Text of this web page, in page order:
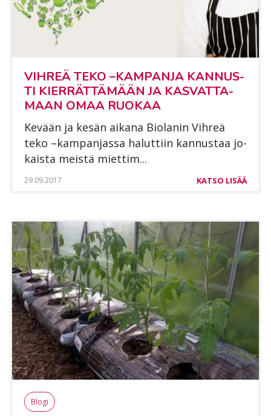
VIH­REÄ TEKO –KAM­PAN­JA KAN­NUS­
TI KIER­RÄT­TÄ­MÄÄN JA KAS­VAT­TA­
MAAN OMAA RUO­KAA
Ke­vään ja ke­sän ai­ka­na Bio­la­nin Vih­reä
teko –kam­pan­jas­sa ha­lut­tiin kan­nus­taa jo­
kais­ta meis­tä miet­tim...
29.09.2017 KATSO LISÄÄ
Blogi